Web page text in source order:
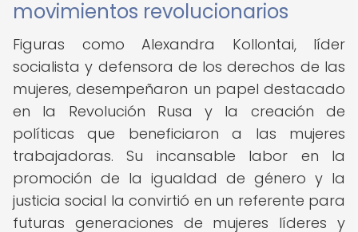
movimientos revolucionarios
Figuras como Alexandra Kollontai, líder
socialista y defensora de los derechos de las
mujeres, desempeñaron un papel destacado
en la Revolución Rusa y la creación de
políticas que beneficiaron a las mujeres
trabajadoras. Su incansable labor en la
promoción de la igualdad de género y la
justicia social la convirtió en un referente para
futuras generaciones de mujeres líderes y